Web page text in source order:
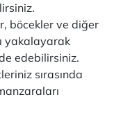
böcekler ve diğer
yakalayarak
edebilirsiniz.
sırasında